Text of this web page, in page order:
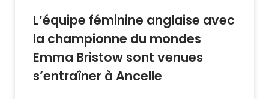
L’équipe féminine anglaise avec
la championne du mondes
Emma Bristow sont venues
s’entraîner à Ancelle